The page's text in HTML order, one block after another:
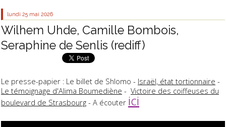
lundi 25 mai 2026
Wilhem Uhde, Camille Bombois,
Seraphine de Senlis (rediff)
Le presse-papier : Le billet de Shlomo - Israël, état tortionnaire -
Le témoignage d'Alima Boumediène - Victoire des coiffeuses du
boulevard de Strasbourg - A écouter ici